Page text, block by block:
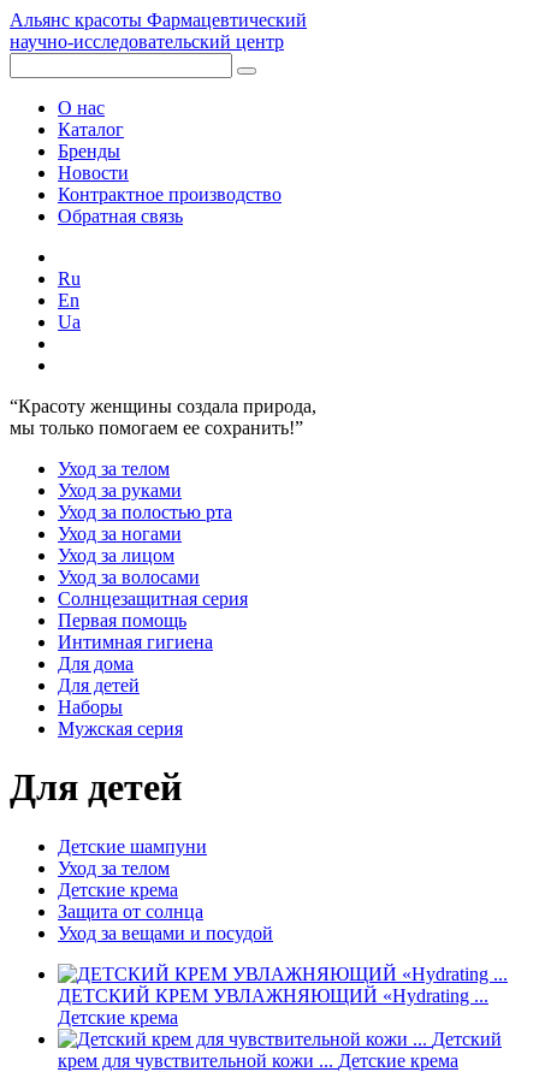
Альянс красоты Фармацевтический
научно-исследовательский центр
О нас
Каталог
Бренды
Новости
Контрактное производство
Обратная связь
Ru
En
Ua
“Красоту женщины создала природа,
мы только помогаем ее сохранить!”
Уход за телом
Уход за руками
Уход за полостью рта
Уход за ногами
Уход за лицом
Уход за волосами
Солнцезащитная серия
Первая помощь
Интимная гигиена
Для дома
Для детей
Наборы
Мужская серия
Для детей
Детские шампуни
Уход за телом
Детские крема
Защита от солнца
Уход за вещами и посудой
ДЕТСКИЙ КРЕМ УВЛАЖНЯЮЩИЙ «Hydrating ...
Детские крема
Детский
крем для чувствительной кожи ... Детские крема